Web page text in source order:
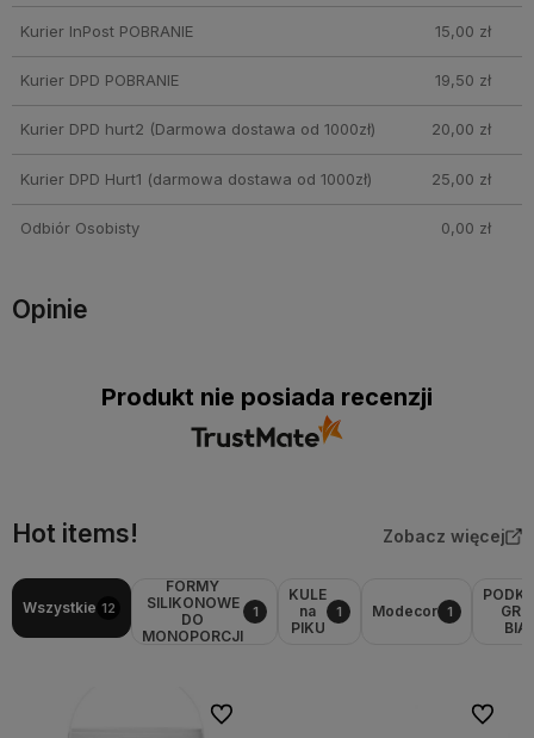
Kurier InPost POBRANIE 15,00 zł
Kurier DPD POBRANIE 19,50 zł
Kurier DPD hurt2 (Darmowa dostawa od 1000zł) 20,00 zł
Kurier DPD Hurt1 (darmowa dostawa od 1000zł) 25,00 zł
Odbiór Osobisty 0,00 zł
Opinie
Produkt nie posiada recenzji
Hot items! Zobacz więcej
Wszystkie 12
FORMY
SILIKONOWE
DO
MONOPORCJI
1
KULE
na
PIKU
1 Modecor 1
Do ulubionych Do